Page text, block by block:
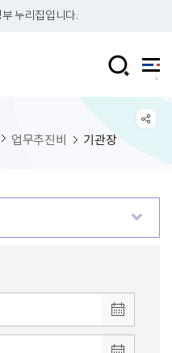
누리집입니다.
업무추진비 기관장